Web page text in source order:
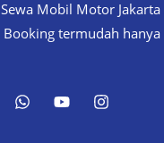
Sewa Mobil Motor Jakarta
Booking termudah